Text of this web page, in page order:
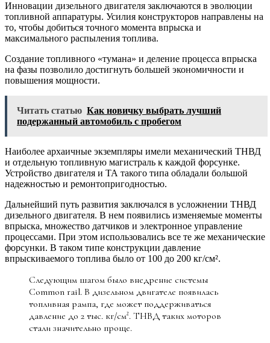
Инновации дизельного двигателя заключаются в эволюции
топливной аппаратуры. Усилия конструкторов направлены на
то, чтобы добиться точного момента впрыска и
максимального распыления топлива.
Создание топливного «тумана» и деление процесса впрыска
на фазы позволило достигнуть большей экономичности и
повышения мощности.
Читать статью Как новичку выбрать лучший
подержанный автомобиль с пробегом
Наиболее архаичные экземпляры имели механический ТНВД
и отдельную топливную магистраль к каждой форсунке.
Устройство двигателя и ТА такого типа обладали большой
надежностью и ремонтопригодностью.
Дальнейший путь развития заключался в усложнении ТНВД
дизельного двигателя. В нем появились изменяемые моменты
впрыска, множество датчиков и электронное управление
процессами. При этом использовались все те же механические
форсунки. В таком типе конструкции давление
впрыскиваемого топлива было от 100 до 200 кг/см².
Следующим шагом было внедрение системы
Common raіl. В дизельном двигателе появилась
топливная рампа, где может поддерживаться
давление до 2 тыс. кг/см². ТНВД таких моторов
стали значительно проще.